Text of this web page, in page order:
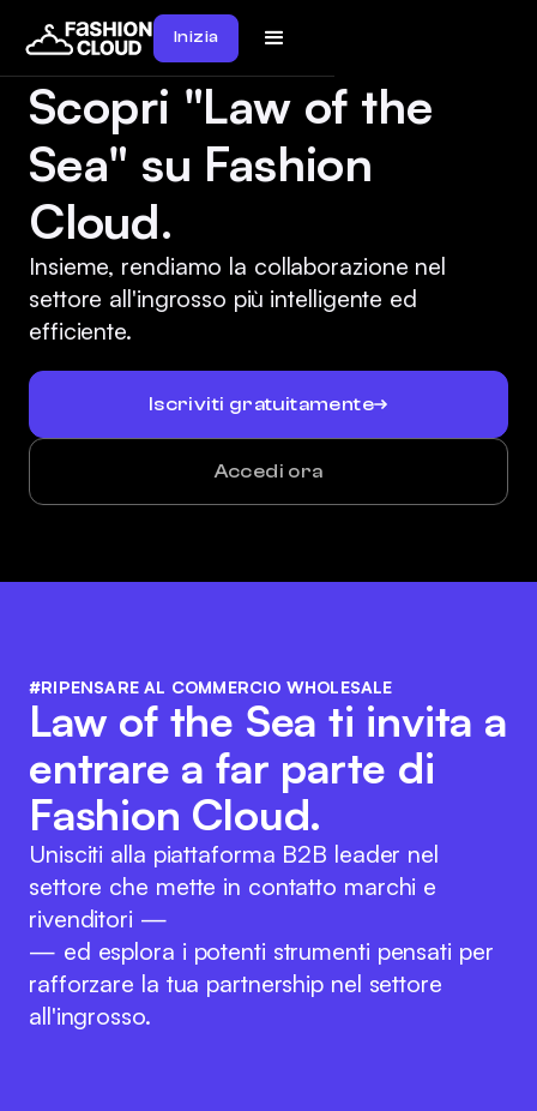
Inizia
Scopri "Law of the
Sea" su Fashion
Cloud.
Insieme, rendiamo la collaborazione nel
settore all'ingrosso più intelligente ed
efficiente.
Iscriviti gratuitamente
Accedi ora
#RIPENSARE AL COMMERCIO WHOLESALE
Law of the Sea ti invita a
entrare a far parte di
Fashion Cloud.
Unisciti alla piattaforma B2B leader nel
settore che mette in contatto marchi e
rivenditori —
— ed esplora i potenti strumenti pensati per
rafforzare la tua partnership nel settore
all'ingrosso.